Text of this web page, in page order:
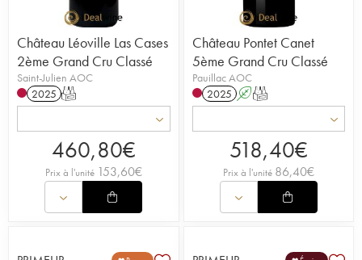
Château Léoville Las Cases
2ème Grand Cru Classé
Saint-Julien AOC
2025 T
460,80€
Prix à l'unité 153,60€
Château Pontet Canet
5ème Grand Cru Classé
Pauillac AOC
2025 AT
518,40€
Prix à l'unité 86,40€